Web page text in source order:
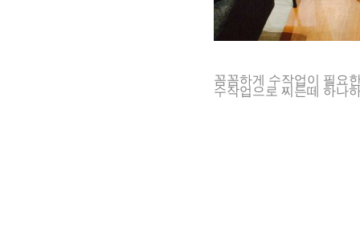
꼼꼼하게 수작업이 필요
수작업으로 찌든떼 하나